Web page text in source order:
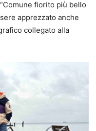
fiorito più bello
apprezzato anche
collegato alla